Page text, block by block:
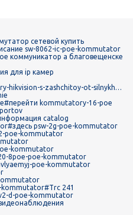
сетевой купить
sw-8062-ic-poe-kommutator
коммуникатор а благовещенске
для ip камер
hikvision-s-zashchitoy-ot-silnykh-s
#перейти kommutatory-16-poe
catalog
#здесь psw-2g-poe-kommutator
poe-kommutator
kommutator
8poe-poe-kommutator
poe-kommutator
kommutator#Trc 241
d-poe-kommutator